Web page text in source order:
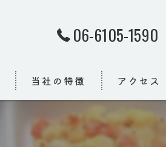
06-6105-1590
当社の特徴
求人
アクセス